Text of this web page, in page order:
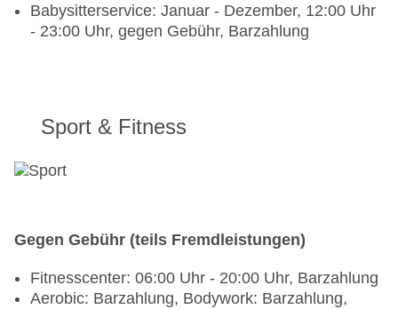
Babysitterservice: Januar - Dezember, 12:00 Uhr
- 23:00 Uhr, gegen Gebühr, Barzahlung
Sport & Fitness
Gegen Gebühr (teils Fremdleistungen)
Fitnesscenter: 06:00 Uhr - 20:00 Uhr, Barzahlung
Aerobic: Barzahlung, Bodywork: Barzahlung,